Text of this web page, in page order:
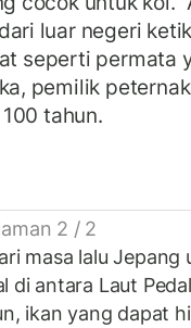
luar negeri
seperti permata
pemilik
tahun.
2 / 2
masa lalu Jepang
di antara Laut
ikan yang dapat